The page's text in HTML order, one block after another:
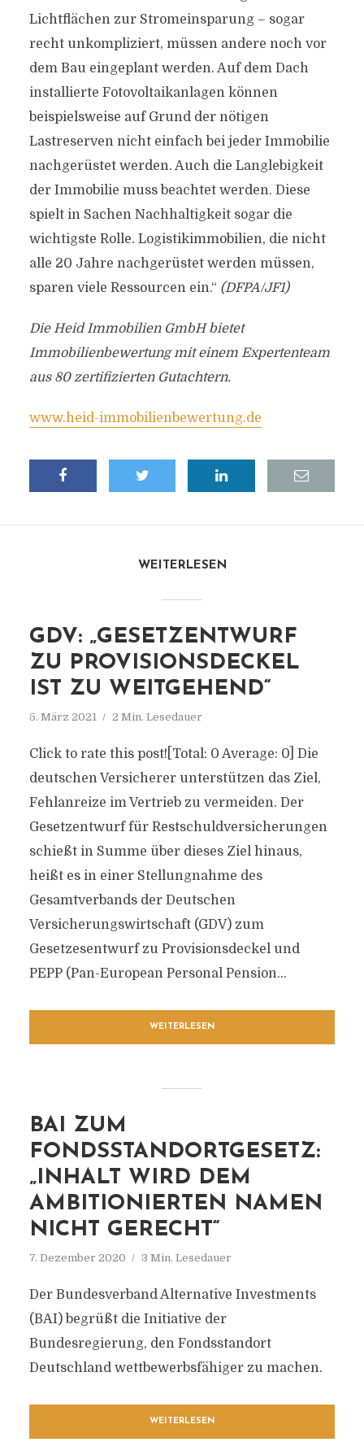
Lichtflächen zur Stromeinsparung – sogar
recht unkompliziert, müssen andere noch vor
dem Bau eingeplant werden. Auf dem Dach
installierte Fotovoltaikanlagen können
beispielsweise auf Grund der nötigen
Lastreserven nicht einfach bei jeder Immobilie
nachgerüstet werden. Auch die Langlebigkeit
der Immobilie muss beachtet werden. Diese
spielt in Sachen Nachhaltigkeit sogar die
wichtigste Rolle. Logistikimmobilien, die nicht
alle 20 Jahre nachgerüstet werden müssen,
sparen viele Ressourcen ein.“ (DFPA/JF1)
Die Heid Immobilien GmbH bietet
Immobilienbewertung mit einem Expertenteam
aus 80 zertifizierten Gutachtern.
www.heid-immobilienbewertung.de
WEITERLESEN
GDV: „GESETZENTWURF
ZU PROVISIONSDECKEL
IST ZU WEITGEHEND“
5. März 2021 2 Min. Lesedauer
Click to rate this post![Total: 0 Average: 0] Die
deutschen Versicherer unterstützen das Ziel,
Fehlanreize im Vertrieb zu vermeiden. Der
Gesetzentwurf für Restschuldversicherungen
schießt in Summe über dieses Ziel hinaus,
heißt es in einer Stellungnahme des
Gesamtverbands der Deutschen
Versicherungswirtschaft (GDV) zum
Gesetzesentwurf zu Provisionsdeckel und
PEPP (Pan-European Personal Pension...
WEITERLESEN
BAI ZUM
FONDSSTANDORTGESETZ:
„INHALT WIRD DEM
AMBITIONIERTEN NAMEN
NICHT GERECHT“
7. Dezember 2020 3 Min. Lesedauer
Der Bundesverband Alternative Investments
(BAI) begrüßt die Initiative der
Bundesregierung, den Fondsstandort
Deutschland wettbewerbsfähiger zu machen.
WEITERLESEN